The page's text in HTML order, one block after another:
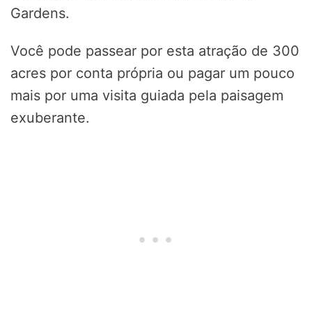
Gardens.
Você pode passear por esta atração de 300
acres por conta própria ou pagar um pouco
mais por uma visita guiada pela paisagem
exuberante.